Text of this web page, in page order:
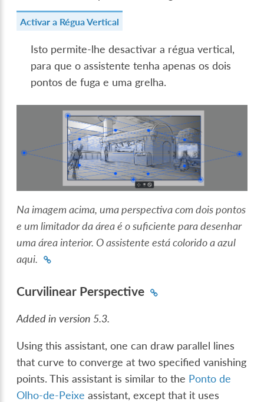
Activar a Régua Vertical
Isto permite-lhe desactivar a régua vertical,
para que o assistente tenha apenas os dois
pontos de fuga e uma grelha.
Na imagem acima, uma perspectiva com dois pontos
e um limitador da área é o suficiente para desenhar
uma área interior. O assistente está colorido a azul
aqui.
Curvilinear Perspective
Added in version 5.3.
Using this assistant, one can draw parallel lines
that curve to converge at two specified vanishing
points. This assistant is similar to the Ponto de
Olho-de-Peixe assistant, except that it uses